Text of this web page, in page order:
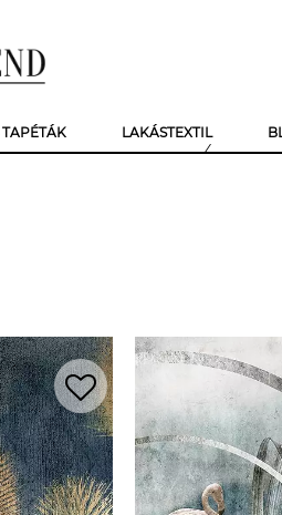
LAKÁSTEXTIL